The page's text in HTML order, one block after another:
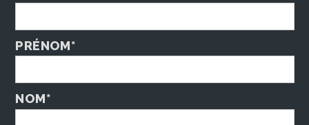
PRÉNOM*
NOM*